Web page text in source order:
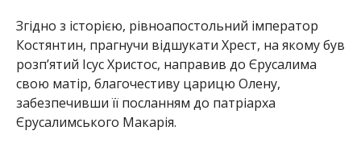
Згідно з історією, рівноапостольний імператор
Костянтин, прагнучи відшукати Хрест, на якому був
розп’ятий Ісус Христос, направив до Єрусалима
свою матір, благочестиву царицю Олену,
забезпечивши її посланням до патріарха
Єрусалимського Макарія.